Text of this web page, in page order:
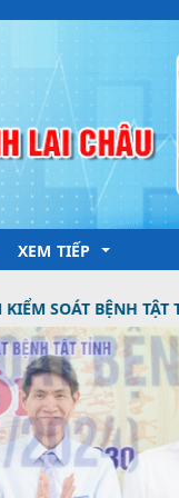
XEM TIẾP
Y tế Lai Châu Bản
Văn bản pháp quyTrung
Sở Y tế
Hỗ trợ
Kiểm soát dịch bệnh
TỈNH LAI CHÂU